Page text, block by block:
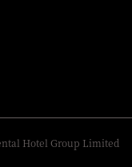
Hotel Group Limited